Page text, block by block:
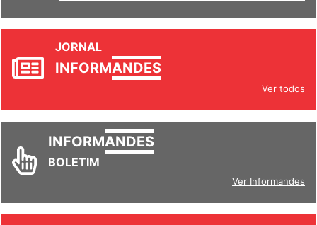
JORNAL
INFORMANDES
Ver todos
INFORMANDES
BOLETIM
Ver Informandes